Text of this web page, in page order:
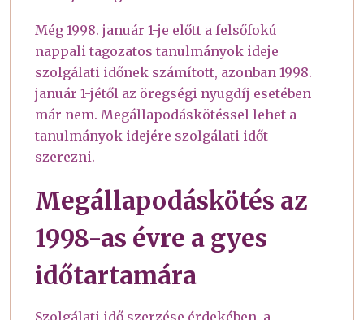
Még 1998. január 1-je előtt a felsőfokú
nappali tagozatos tanulmányok ideje
szolgálati időnek számított, azonban 1998.
január 1-jétől az öregségi nyugdíj esetében
már nem. Megállapodáskötéssel lehet a
tanulmányok idejére szolgálati időt
szerezni.
Megállapodáskötés az
1998-as évre a gyes
időtartamára